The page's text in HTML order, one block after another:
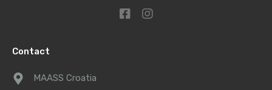
Contact
MAASS Croatia